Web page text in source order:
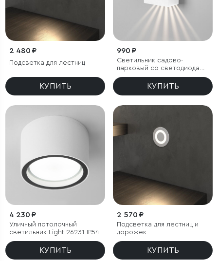
2 480 ₽
Подсветка для лестниц
КУПИТЬ
990 ₽
Светильник садово-
парковый со светодиодами
Sole
КУПИТЬ
4 230 ₽
Уличный потолочный
светильник Light 26231 IP54
КУПИТЬ
2 570 ₽
Подсветка для лестниц и
дорожек
КУПИТЬ